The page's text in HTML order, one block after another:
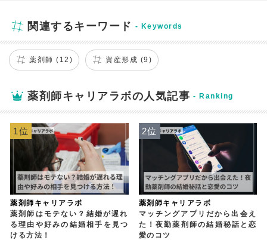
関連するキーワード
薬剤師 (12) 資産形成 (9)
薬剤師キャリアラボの人気記事
薬剤師キャリアラボ
薬剤師はモテない？結婚が遅れ
る理由や好みの結婚相手を見つ
ける方法！
1位
薬剤師キャリアラボ
マッチングアプリだから出会え
た！夜勤薬剤師の結婚秘話と恋
愛のコツ
2位